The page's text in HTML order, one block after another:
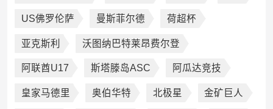
US佛罗伦萨 曼斯菲尔德 荷超杯
亚克斯利 沃图纳巴特莱昂费尔登
阿联酋U17 斯塔滕岛ASC 阿瓜达竞技
皇家马德里 奥伯华特 北极星 金矿巨人